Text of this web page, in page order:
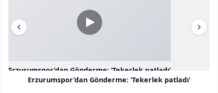
Erzurumspor’dan Gönderme: ‘Tekerlek patladı’
Erzurumspor’dan Gönderme: ‘Tekerlek patladı’